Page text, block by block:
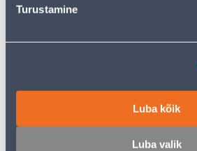
Turustamine
Luba kõik
Luba valik
JUHTMELÜLITI
1.51 €
14.66 €
8.80